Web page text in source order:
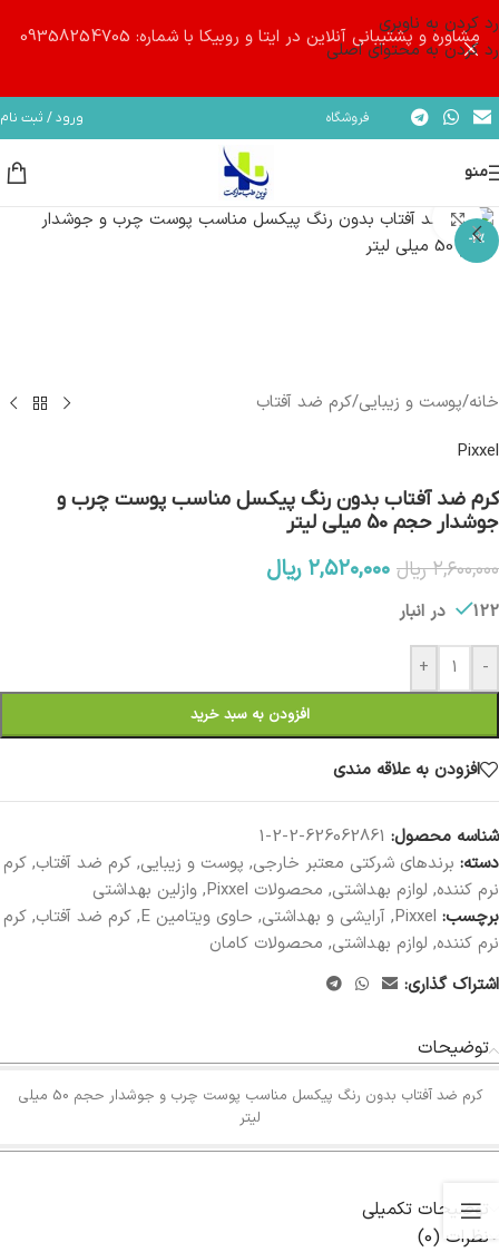
رد کردن به ناوبری
رد کردن به محتوای اصلی
مشاوره و پشتیبانی آنلاین در ایتا و روبیکا با شماره: 09358254705
فروشگاه ورود / ثبت نام
منو
-3%
بزرگنمایی تصویر
خانه/پوست و زیبایی/کرم ضد آفتاب
Pixxel
کرم ضد آفتاب بدون رنگ پیکسل مناسب پوست چرب و
جوشدار حجم 50 میلی لیتر
۲,۶۰۰,۰۰۰ریال ۲,۵۲۰,۰۰۰ ریال
122 در انبار
-
+
افزودن به سبد خرید
افزودن به علاقه مندی
شناسه محصول: 626062861-2-2-1
دسته: برندهای شرکتی معتبر خارجی, پوست و زیبایی, کرم ضد آفتاب, کرم
نرم کننده, لوازم بهداشتی, محصولات Pixxel , وازلین بهداشتی
برچسب: Pixxel
, آرایشی و بهداشتی, حاوی ویتامین E , کرم ضد آفتاب, کرم
نرم کننده, لوازم بهداشتی, محصولات کامان
اشتراک گذاری:
توضیحات
کرم ضد آفتاب بدون رنگ پیکسل مناسب پوست چرب و جوشدار حجم 50 میلی
لیتر
توضیحات تکمیلی
نظرات (0)